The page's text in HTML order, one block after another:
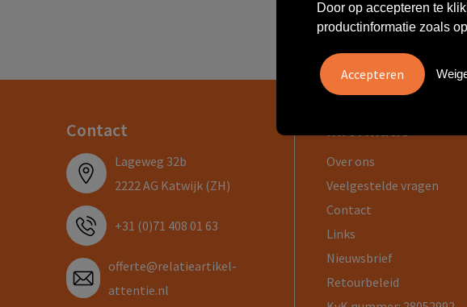
Contact
Lageweg 32b
2222 AG Katwijk (ZH)
+31 (0)71 408 01 63
offerte@relatieartikel-
attentie.nl
Informatie
Over ons
Veelgestelde vragen
Contact
Links
Nieuwsbrief
Retourbeleid
Door op accepteren te
productinformatie zoals